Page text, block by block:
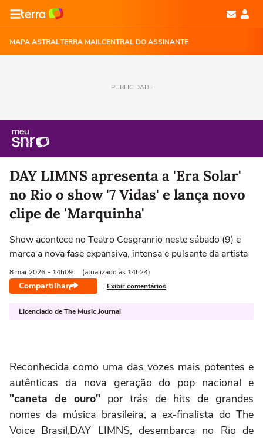
MAPA ASTRALTERRA MAILCENTRAL DO ASSINANTE
PUBLICIDADE
DAY LIMNS apresenta a 'Era Solar'
no Rio o show '7 Vidas' e lança novo
clipe de 'Marquinha'
Show acontece no Teatro Cesgranrio neste sábado (9) e
marca a nova fase expansiva, intensa e pulsante da artista
8 mai 2026 - 14h09 (atualizado às 14h24)
Compartilhar Exibir comentários
Licenciado de The Music Journal
Reconhecida como uma das vozes mais potentes e
autênticas da nova geração do pop nacional e
"caneta de ouro" por trás de hits de grandes
nomes da música brasileira, a ex-finalista do The
Voice Brasil,DAY LIMNS, desembarca no Rio de